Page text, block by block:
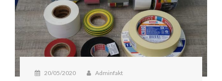
20/05/2020 Adminfakt